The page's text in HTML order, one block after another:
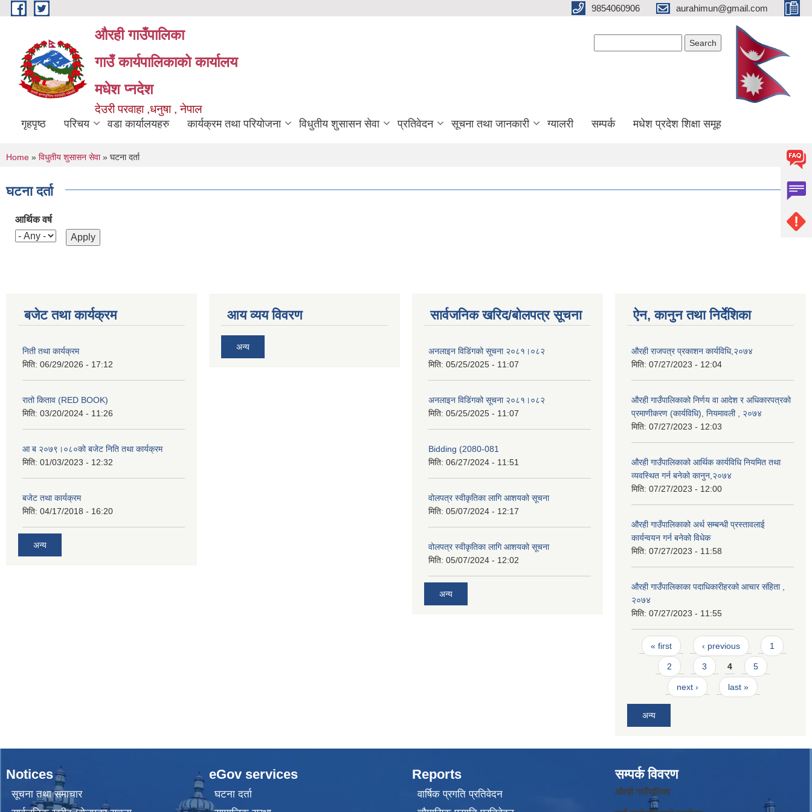
Skip to main content 9854060906 aurahimun@gmail.com
औरही गाउँपालिका
गाउँ कार्यपालिकाको कार्यालय
मधेश प्नदेश
देउरी परवाहा ,धनुषा , नेपाल
गृहपृष्ठ परिचय वडा कार्यालयहरु कार्यक्रम तथा परियोजना विधुतीय शुसासन सेवा प्रतिवेदन सूचना तथा जानकारी ग्यालरी सम्पर्क मधेश प्रदेश शिक्षा समूह
You are here
Home » विधुतीय शुसासन सेवा» घटना दर्ता
घटना दर्ता
आर्थिक वर्ष
बजेट तथा कार्यक्रम
निती तथा कार्यक्रम
मिति: 06/29/2026 - 17:12
रातो किताव (RED BOOK)
मिति: 03/20/2024 - 11:26
आ ब २०७९।०८०को बजेट निति तथा कार्यक्रम
मिति: 01/03/2023 - 12:32
बजेट तथा कार्यक्रम
मिति: 04/17/2018 - 16:20
अन्य
आय व्यय विवरण
अन्य
सार्वजनिक खरिद/बोलपत्र सूचना
अनलाइन विडि‌ं‍गको सूचना २०८१।०८२
मिति: 05/25/2025 - 11:07
अनलाइन विडि‌ं‍गको सूचना २०८१।०८२
मिति: 05/25/2025 - 11:07
Bidding (2080-081
मिति: 06/27/2024 - 11:51
वोलपत्र स्वीकृतिका लागि आशयको सूचना
मिति: 05/07/2024 - 12:17
वोलपत्र स्वीकृतिका लागि आशयको सूचना
मिति: 05/07/2024 - 12:02
अन्य
ऐन, कानुन तथा निर्देशिका
औरही राजपत्र प्रकाशन कार्यविधि,२०७४
मिति: 07/27/2023 - 12:04
औरही गाउँपालिकाको निर्णय वा आदेश र अधिकारपत्रको
प्रमाणीकरण (कार्यविधि), नियमावली , २०७४
मिति: 07/27/2023 - 12:03
औरही गाउँपालिकाको आर्थिक कार्यविधि नियमित तथा
व्यवस्थित गर्न बनेको कानुन,२०७४
मिति: 07/27/2023 - 12:00
औरही गाउँपालिकाको अर्थ सम्बन्धी प्रस्तावलाई
कार्यन्वयन गर्न बनेको विधेक
मिति: 07/27/2023 - 11:58
औरही गाउँपालिकाका पदाधिकारीहरको आचार संहिता ,
२०७४
मिति: 07/27/2023 - 11:55
Pages
« first ‹ previous 1
2 3 4 5
next › last »
अन्य
Notices
सूचना तथा समाचार
eGov services
घटना दर्ता
Reports
वार्षिक प्रगति प्रतिवेदन
सम्पर्क विवरण
औरही गाउँपालिका